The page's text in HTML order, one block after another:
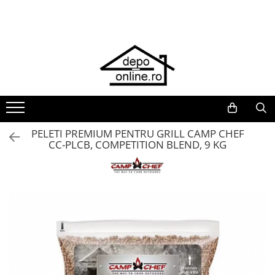
Grătare barbeque din fontă
România
Grătare tehnice din fontă România
Vase de gătit din fontă România
Cuptoare de pizza
Grătare din fontă
Grătare din inox
PELETI PREMIUM PENTRU GRILL CAMP CHEF
CC-PLCB, COMPETITION BLEND, 9 KG